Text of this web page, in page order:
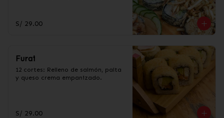
S/ 29.00
Furai
12 cortes: Relleno de salmón, palta
y queso crema empanizado.
S/ 29.00